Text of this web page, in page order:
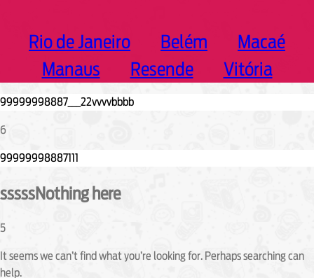
Rio de Janeiro Belém
Macaé
Manaus
Resende Vitória
6
sssssNothing here
5
It seems we can’t find what you’re looking for. Perhaps searching can
help.